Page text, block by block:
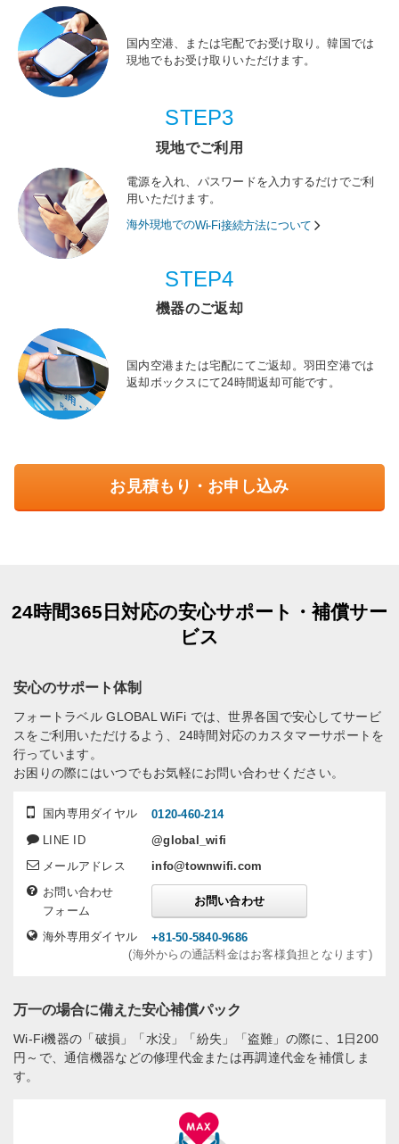
国内空港、または宅配でお受け取り。韓国では
現地でもお受け取りいただけます。
STEP3
現地でご利用
電源を入れ、パスワードを入力するだけでご利
用いただけます。
海外現地でのWi-Fi接続方法について
STEP4
機器のご返却
国内空港または宅配にてご返却。羽田空港では
返却ボックスにて24時間返却可能です。
お見積もり・お申し込み
24時間365日対応の安心サポート・補償サー
ビス
安心のサポート体制
国内専用ダイヤル
0120-460-214
LINE ID
@global_wifi
メールアドレス
info@townwifi.com
お問い合わせ
フォーム
お問い合わせ
海外専用ダイヤル
+81-50-5840-9686
(海外からの通話料金はお客様負担となります)
フォートラベル GLOBAL WiFi では、世界各国で安心してサービ
スをご利用いただけるよう、24時間対応のカスタマーサポートを
行っています。
お困りの際にはいつでもお気軽にお問い合わせください。
万一の場合に備えた安心補償パック
Wi-Fi機器の「破損」「水没」「紛失」「盗難」の際に、1日200
円～で、通信機器などの修理代金または再調達代金を補償しま
す。